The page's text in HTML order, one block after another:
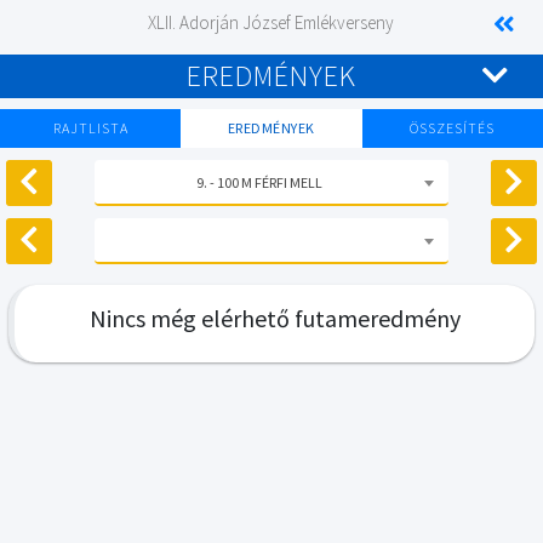
XLII. Adorján József Emlékverseny
EREDMÉNYEK
RAJTLISTA EREDMÉNYEK ÖSSZESÍTÉS
9. - 100 M FÉRFI MELL
Nincs még elérhető futameredmény